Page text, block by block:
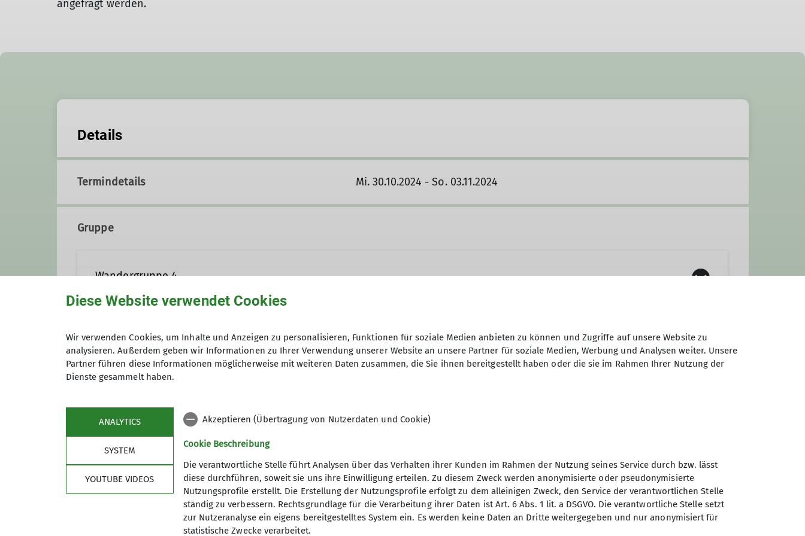
angefragt werden.
Details
Termindetails Mi. 30.10.2024 - So. 03.11.2024
Gruppe
Wandergruppe 4
Preis kostenlos 2 x reinschnuppern, danachMitgliedschaft in unserem Verein
Im Fokus
Kurs- und Tourenprogramm Outdoor
Unsere Partner
Sektion Würzburg des
Deutschen Alpenvereins e.V.
Weißenburgstraße 59a
Diese Website verwendet Cookies
Wir verwenden Cookies, um Inhalte und Anzeigen zu personalisieren, Funktionen für soziale Medien anbieten zu können und Zugriffe auf unsere Website zu
analysieren. Außerdem geben wir Informationen zu Ihrer Verwendung unserer Website an unsere Partner für soziale Medien, Werbung und Analysen weiter. Unsere
Partner führen diese Informationen möglicherweise mit weiteren Daten zusammen, die Sie ihnen bereitgestellt haben oder die sie im Rahmen Ihrer Nutzung der
Dienste gesammelt haben.
ANALYTICS
SYSTEM
YOUTUBE VIDEOS
Akzeptieren (Übertragung von Nutzerdaten und Cookie)
Cookie Beschreibung
Die verantwortliche Stelle führt Analysen über das Verhalten ihrer Kunden im Rahmen der Nutzung seines Service durch bzw. lässt
diese durchführen, soweit sie uns ihre Einwilligung erteilen. Zu diesem Zweck werden anonymisierte oder pseudonymisierte
Nutzungsprofile erstellt. Die Erstellung der Nutzungsprofile erfolgt zu dem alleinigen Zweck, den Service der verantwortlichen Stelle
ständig zu verbessern. Rechtsgrundlage für die Verarbeitung ihrer Daten ist Art. 6 Abs. 1 lit. a DSGVO. Die verantwortliche Stelle setzt
zur Nutzeranalyse ein eigens bereitgestelltes System ein. Es werden keine Daten an Dritte weitergegeben und nur anonymisiert für
statistische Zwecke verarbeitet.